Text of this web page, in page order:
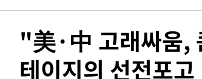
-21144초 전 >[속보]코스피, 301.88포인트
-18608초 전 >"여기 떨어졌다"…다누리, 스페이스
-15653초 전 >손흥민, 5경기 연속골 실패…LAFC는
-8254초 전 >내일까지 39도 '펄펄'…기상청 "태풍
"美·中 고래싸움,
테이지의 선전포고